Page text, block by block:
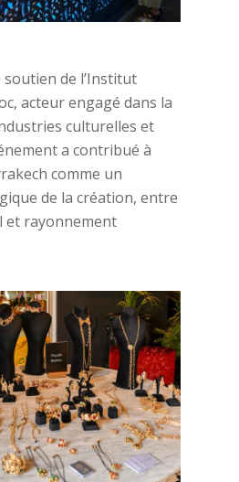
soutien de l’Institut
acteur engagé dans la
culturelles et
a contribué à
comme un
de la création, entre
et rayonnement